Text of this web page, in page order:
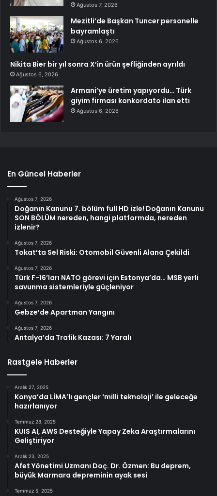
Ağustos 7, 2026
Mezitli’de Başkan Tuncer personelle
bayramlaştı
Ağustos 6, 2026
Nikita Bier bir yıl sonra X’in ürün şefliğinden ayrıldı
Ağustos 6, 2026
Armani’ye üretim yapıyordu… Türk
giyim firması konkordato ilan etti
Ağustos 6, 2026
En Güncel Haberler
Ağustos 7, 2026
Doğanın Kanunu 7. bölüm full HD izle! Doğanın Kanunu
SON BÖLÜM nereden, hangi platformda, nereden
izlenir?
Ağustos 7, 2026
Tokat’ta Sel Riski: Otomobil Güvenli Alana Çekildi
Ağustos 7, 2026
Türk F-16’ları NATO görevi için Estonya’da… MSB yerli
savunma sistemleriyle güçleniyor
Ağustos 7, 2026
Gebze’de Apartman Yangını
Ağustos 7, 2026
Antalya’da Trafik Kazası: 7 Yaralı
Rastgele Haberler
Aralık 27, 2025
Konya’da LİMA’lı gençler ‘milli teknoloji’ ile geleceğe
hazırlanıyor
Temmuz 28, 2025
KUIS AI, AWS Desteğiyle Yapay Zeka Araştırmalarını
Geliştiriyor
Aralık 23, 2025
Afet Yönetimi Uzmanı Doç. Dr. Özmen: Bu deprem,
büyük Marmara depreminin ayak sesi
Temmuz 5, 2025